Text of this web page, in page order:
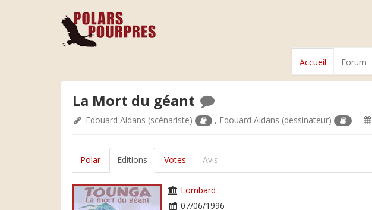
Accueil Forum
La Mort du géant
Edouard Aidans (scénariste) , Edouard Aidans (dessinateur)
Polar Editions Votes Avis
Lombard
07/06/1996